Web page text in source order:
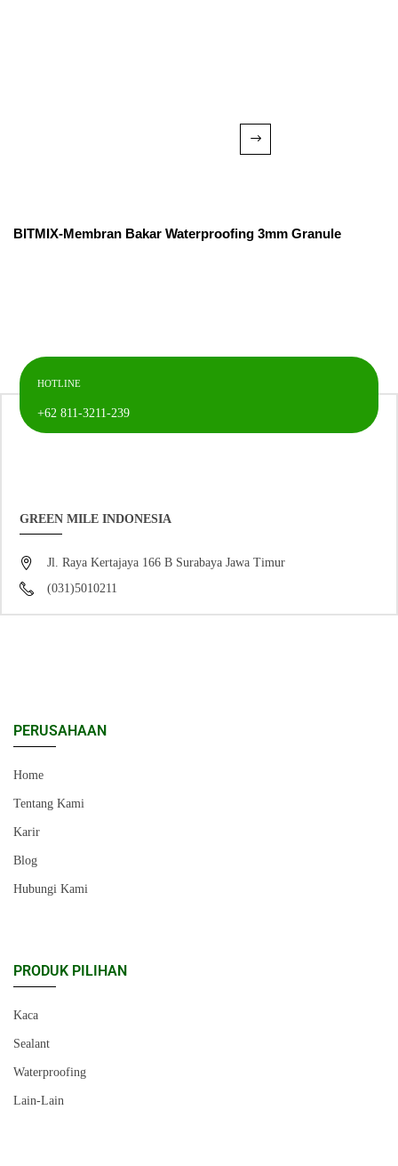
BITMIX-Membran Bakar Waterproofing 3mm Granule
HOTLINE
+62 811-3211-239
GREEN MILE INDONESIA
Jl. Raya Kertajaya 166 B Surabaya Jawa Timur
(031)5010211
PERUSAHAAN
Home
Tentang Kami
Karir
Blog
Hubungi Kami
PRODUK PILIHAN
Kaca
Sealant
Waterproofing
Lain-Lain